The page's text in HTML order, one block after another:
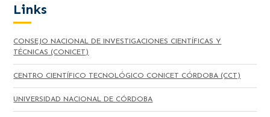
Links
CONSEJO NACIONAL DE INVESTIGACIONES CIENTÍFICAS Y
TÉCNICAS (CONICET)
CENTRO CIENTÍFICO TECNOLÓGICO CONICET CÓRDOBA (CCT)
UNIVERSIDAD NACIONAL DE CÓRDOBA